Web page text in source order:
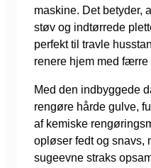
maskine. Det betyder,
støv og indtørrede
perfekt til travle
renere hjem med færre
Med den indbyggede
rengøre hårde gulve,
af kemiske
opløser fedt og snavs,
sugeevne straks